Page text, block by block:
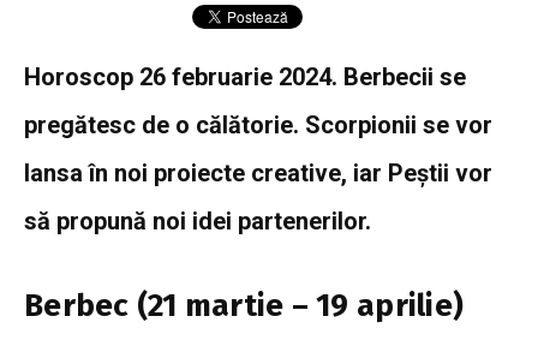
Horoscop 26 februarie 2024. Berbecii se
pregătesc de o călătorie. Scorpionii se vor
lansa în noi proiecte creative, iar Peștii vor
să propună noi idei partenerilor.
Berbec (21 martie – 19 aprilie)